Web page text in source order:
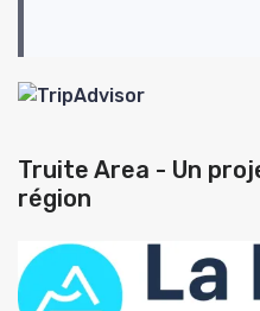
Truite Area - Un
région